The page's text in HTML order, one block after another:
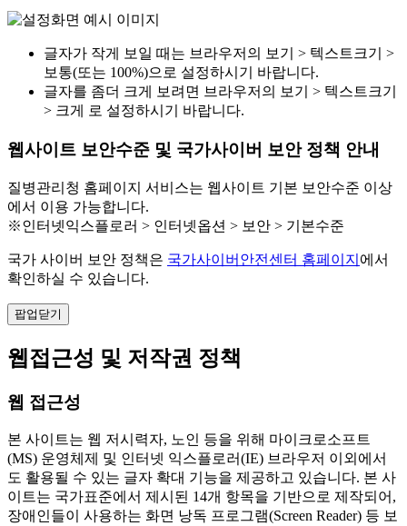
글자가 작게 보일 때는 브라우저의 보기 > 텍스트크기 >
보통(또는 100%)으로 설정하시기 바랍니다.
글자를 좀더 크게 보려면 브라우저의 보기 > 텍스트크기
> 크게 로 설정하시기 바랍니다.
웹사이트 보안수준 및 국가사이버 보안 정책 안내
질병관리청 홈페이지 서비스는 웹사이트 기본 보안수준 이상
에서 이용 가능합니다.
※인터넷익스플로러 > 인터넷옵션 > 보안 > 기본수준
국가 사이버 보안 정책은 국가사이버안전센터 홈페이지 에서
확인하실 수 있습니다.
팝업닫기
웹접근성 및 저작권 정책
웹 접근성
본 사이트는 웹 저시력자, 노인 등을 위해 마이크로소프트
(MS) 운영체제 및 인터넷 익스플로러(IE) 브라우저 이외에서
도 활용될 수 있는 글자 확대 기능을 제공하고 있습니다. 본 사
이트는 국가표준에서 제시된 14개 항목을 기반으로 제작되어,
장애인들이 사용하는 화면 낭독 프로그램(Screen Reader) 등 보